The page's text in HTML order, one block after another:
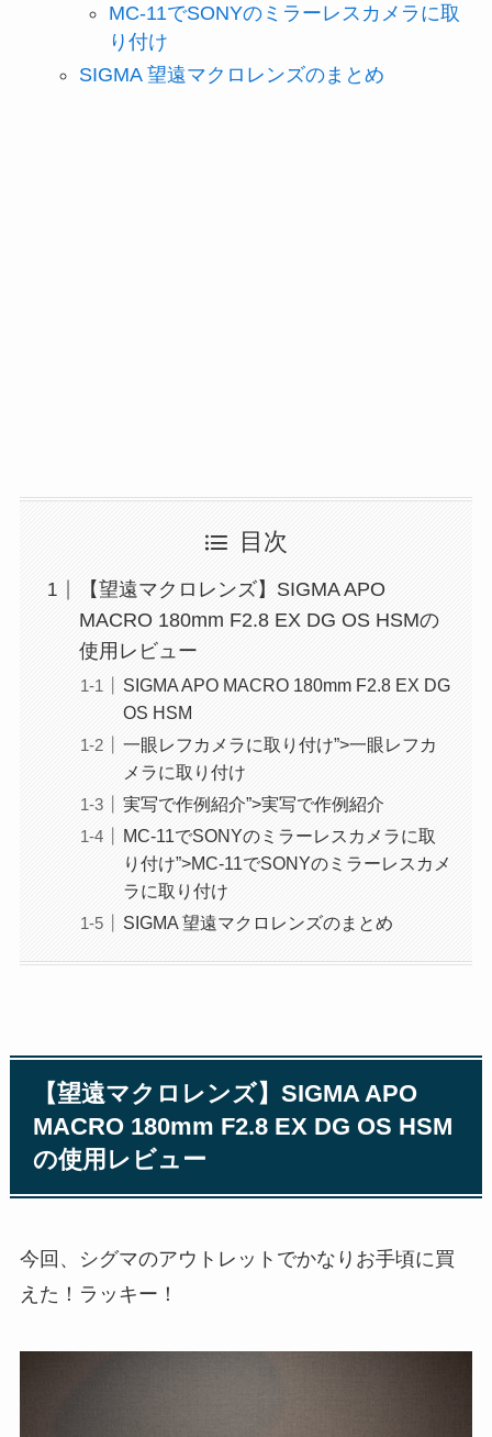
MC-11でSONYのミラーレスカメラに取
り付け
SIGMA 望遠マクロレンズのまとめ
目次
【望遠マクロレンズ】SIGMA APO
MACRO 180mm F2.8 EX DG OS HSMの
使用レビュー
SIGMA APO MACRO 180mm F2.8 EX DG
OS HSM
一眼レフカメラに取り付け”>一眼レフカ
メラに取り付け
実写で作例紹介”>実写で作例紹介
MC-11でSONYのミラーレスカメラに取
り付け”>MC-11でSONYのミラーレスカメ
ラに取り付け
SIGMA 望遠マクロレンズのまとめ
【望遠マクロレンズ】SIGMA APO
MACRO 180mm F2.8 EX DG OS HSM
の使用レビュー
今回、シグマのアウトレットでかなりお手頃に買
えた！ラッキー！